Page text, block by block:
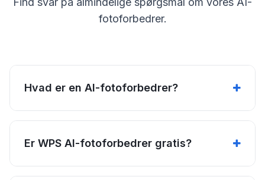
fotoforbedrer.
Hvad er en AI-fotoforbedrer?
Er WPS AI-fotoforbedrer gratis?